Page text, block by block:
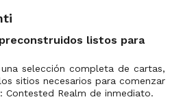
listos para
selección completa de cartas,
sitios necesarios para comenzar
Contested Realm de inmediato.